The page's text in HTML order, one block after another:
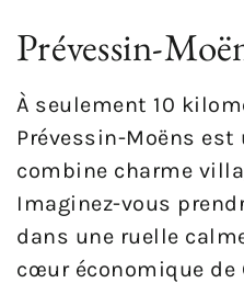
Prévessin-
À seulement 10
Prévessin-Moëns
combine charme
Imaginez-vous
dans une ruelle
cœur économique de